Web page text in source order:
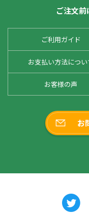
ご注文
ご利用ガイド
お支払い方法につい
お客様の声
お